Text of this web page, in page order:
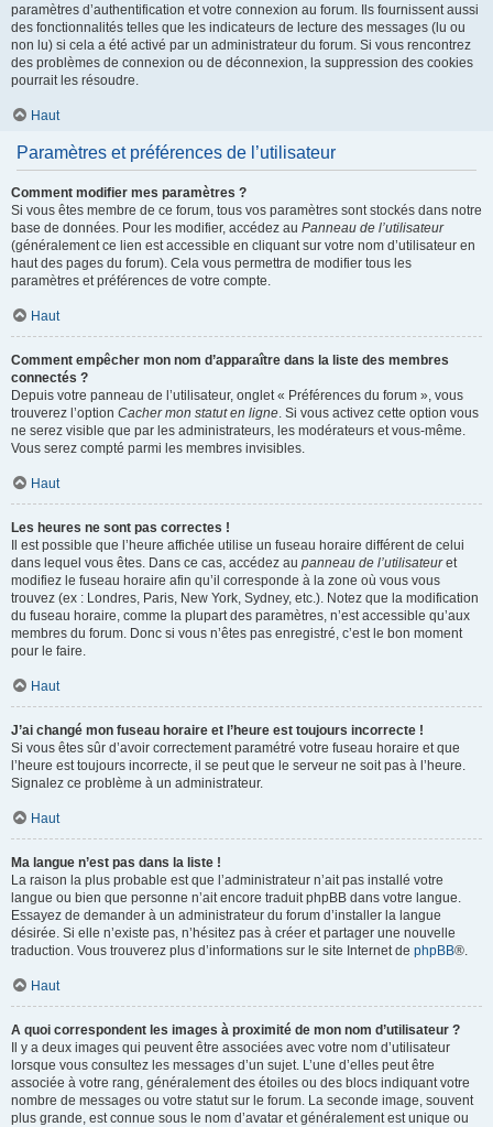
paramètres d’authentification et votre connexion au forum. Ils fournissent aussi
des fonctionnalités telles que les indicateurs de lecture des messages (lu ou
non lu) si cela a été activé par un administrateur du forum. Si vous rencontrez
des problèmes de connexion ou de déconnexion, la suppression des cookies
pourrait les résoudre.
Haut
Paramètres et préférences de l’utilisateur
Comment modifier mes paramètres ?
Si vous êtes membre de ce forum, tous vos paramètres sont stockés dans notre
base de données. Pour les modifier, accédez au Panneau de l’utilisateur
(généralement ce lien est accessible en cliquant sur votre nom d’utilisateur en
haut des pages du forum). Cela vous permettra de modifier tous les
paramètres et préférences de votre compte.
Haut
Comment empêcher mon nom d’apparaître dans la liste des membres
connectés ?
Depuis votre panneau de l’utilisateur, onglet « Préférences du forum », vous
trouverez l’option Cacher mon statut en ligne. Si vous activez cette option vous
ne serez visible que par les administrateurs, les modérateurs et vous-même.
Vous serez compté parmi les membres invisibles.
Haut
Les heures ne sont pas correctes !
Il est possible que l’heure affichée utilise un fuseau horaire différent de celui
dans lequel vous êtes. Dans ce cas, accédez au panneau de l’utilisateuret
modifiez le fuseau horaire afin qu’il corresponde à la zone où vous vous
trouvez (ex : Londres, Paris, New York, Sydney, etc.). Notez que la modification
du fuseau horaire, comme la plupart des paramètres, n’est accessible qu’aux
membres du forum. Donc si vous n’êtes pas enregistré, c’est le bon moment
pour le faire.
Haut
J’ai changé mon fuseau horaire et l’heure est toujours incorrecte !
Si vous êtes sûr d’avoir correctement paramétré votre fuseau horaire et que
l’heure est toujours incorrecte, il se peut que le serveur ne soit pas à l’heure.
Signalez ce problème à un administrateur.
Haut
Ma langue n’est pas dans la liste !
La raison la plus probable est que l’administrateur n’ait pas installé votre
langue ou bien que personne n’ait encore traduit phpBB dans votre langue.
Essayez de demander à un administrateur du forum d’installer la langue
désirée. Si elle n’existe pas, n’hésitez pas à créer et partager une nouvelle
traduction. Vous trouverez plus d’informations sur le site Internet de phpBB®.
Haut
A quoi correspondent les images à proximité de mon nom d’utilisateur ?
Il y a deux images qui peuvent être associées avec votre nom d’utilisateur
lorsque vous consultez les messages d’un sujet. L’une d’elles peut être
associée à votre rang, généralement des étoiles ou des blocs indiquant votre
nombre de messages ou votre statut sur le forum. La seconde image, souvent
plus grande, est connue sous le nom d’avatar et généralement est unique ou